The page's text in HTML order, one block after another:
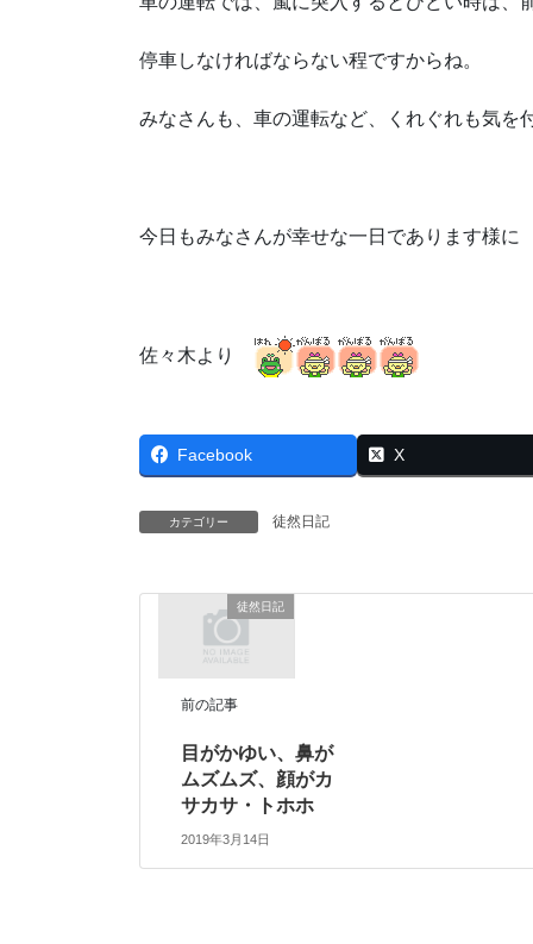
停車しなければならない程ですからね。
みなさんも、車の運転など、くれぐれも気を
今日もみなさんが幸せな一日であります様に
佐々木より
Facebook X
カテゴリー 徒然日記
徒然日記
前の記事
目がかゆい、鼻が
ムズムズ、顔がカ
サカサ・トホホ
2019年3月14日